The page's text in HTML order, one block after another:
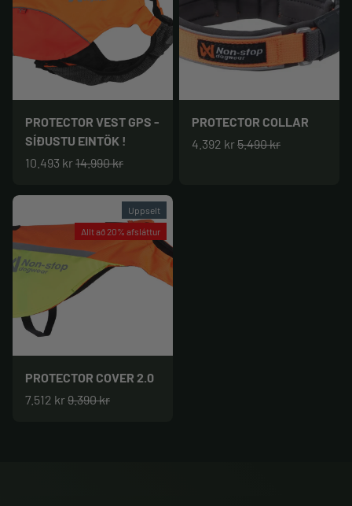
PROTECTOR VEST GPS -
SÍÐUSTU EINTÖK !
10.493 kr14.990 kr
PROTECTOR COLLAR
4.392 kr5.490 kr
Uppselt
Allt að 20% afsláttur
PROTECTOR COVER 2.0
7.512 kr9.390 kr